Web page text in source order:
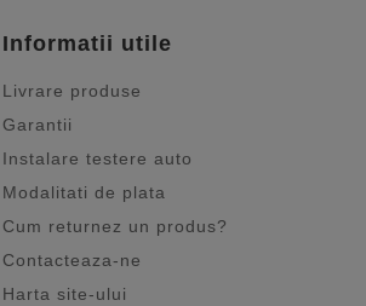
Informatii utile
Livrare produse
Garantii
Instalare testere auto
Modalitati de plata
Cum returnez un produs?
Contacteaza-ne
Harta site-ului